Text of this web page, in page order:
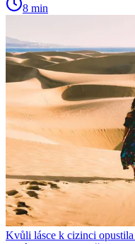
8 min
Kvůli lásce k cizinci